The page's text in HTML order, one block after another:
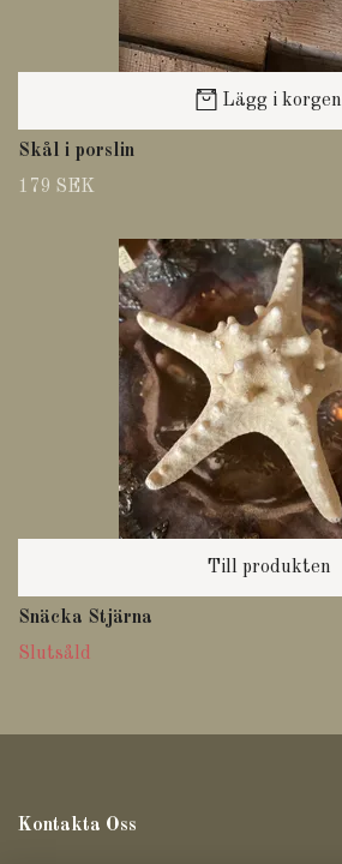
Lägg i korgen
Skål i porslin
179 SEK
Till produkten
Snäcka Stjärna
Slutsåld
Kontakta Oss